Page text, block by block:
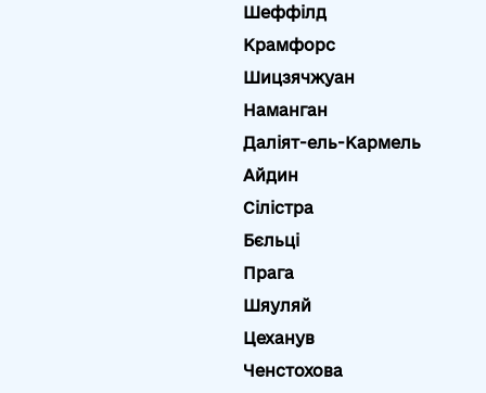
Шеффілд
Крамфорс
Шицзячжуан
Наманган
Даліят-ель-Кармель
Айдин
Сілістра
Бєльці
Прага
Шяуляй
Цеханув
Ченстохова